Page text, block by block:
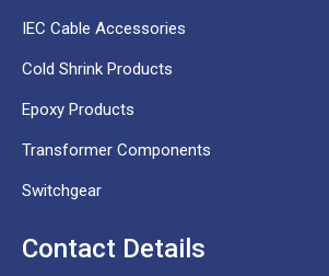
IEC Cable Accessories
Cold Shrink Products
Epoxy Products
Transformer Components
Switchgear
Contact Details